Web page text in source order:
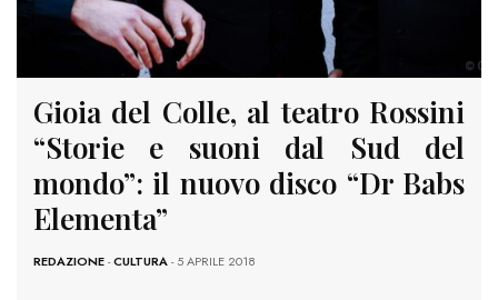
Gioia del Colle, al teatro Rossini
“Storie e suoni dal Sud del
mondo”: il nuovo disco “Dr Babs
Elementa”
REDAZIONE-CULTURA- 5 APRILE 2018